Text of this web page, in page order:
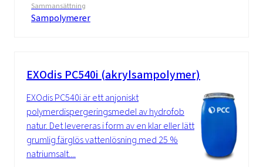
Sammansättning
Sampolymerer
EXOdis PC540i (akrylsampolymer)
EXOdis PC540i är ett anjoniskt
polymerdispergeringsmedel av hydrofob
natur. Det levereras i form av en klar eller lätt
grumlig färglös vattenlösning med 25 %
natriumsalt....